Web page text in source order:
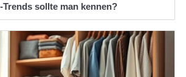
Trends sollte man kennen?